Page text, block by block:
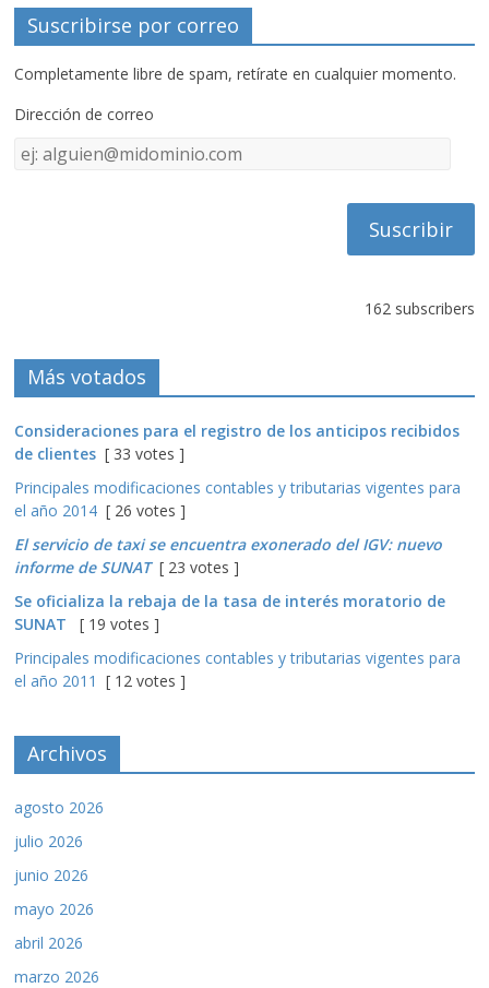
Suscribirse por correo
Completamente libre de spam, retírate en cualquier momento.
Dirección de correo
Dirección
de
162 subscribers
Más votados
Consideraciones para el registro de los anticipos recibidos
de clientes [ 33 votes ]
Principales modificaciones contables y tributarias vigentes para
el año 2014 [ 26 votes ]
El servicio de taxi se encuentra exonerado del IGV: nuevo
informe de SUNAT[ 23 votes ]
Se oficializa la rebaja de la tasa de interés moratorio de
SUNAT
[ 19 votes ]
Principales modificaciones contables y tributarias vigentes para
el año 2011 [ 12 votes ]
Archivos
agosto 2026
julio 2026
junio 2026
mayo 2026
abril 2026
marzo 2026